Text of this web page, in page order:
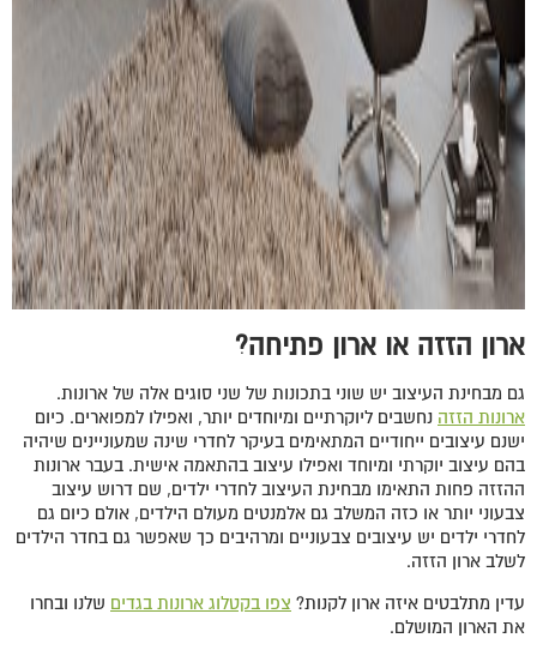
ארון הזזה או ארון פתיחה?
גם מבחינת העיצוב יש שוני בתכונות של שני סוגים אלה של ארונות.
ארונות הזזה נחשבים ליוקרתיים ומיוחדים יותר, ואפילו למפוארים. כיום
ישנם עיצובים ייחודיים המתאימים בעיקר לחדרי שינה שמעוניינים שיהיה
בהם עיצוב יוקרתי ומיוחד ואפילו עיצוב בהתאמה אישית. בעבר ארונות
ההזזה פחות התאימו מבחינת העיצוב לחדרי ילדים, שם דרוש עיצוב
צבעוני יותר או כזה המשלב גם אלמנטים מעולם הילדים, אולם כיום גם
לחדרי ילדים יש עיצובים צבעוניים ומרהיבים כך שאפשר גם בחדר הילדים
לשלב ארון הזזה.
עדין מתלבטים איזה ארון לקנות? צפו בקטלוג ארונות בגדים שלנו ובחרו
את הארון המושלם.